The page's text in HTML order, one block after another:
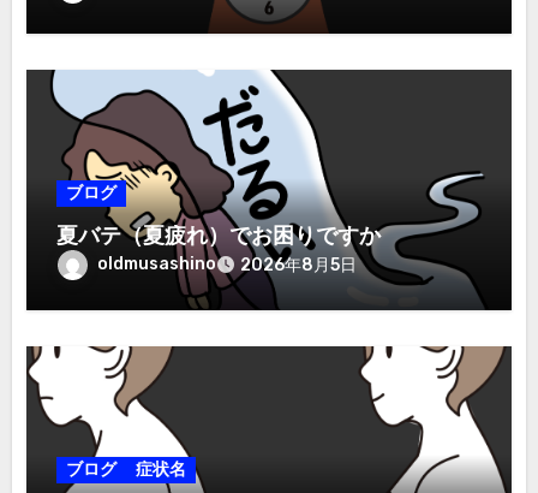
ブログ
夏バテ（夏疲れ）でお困りですか
oldmusashino 2026年8月5日
ブログ 症状名